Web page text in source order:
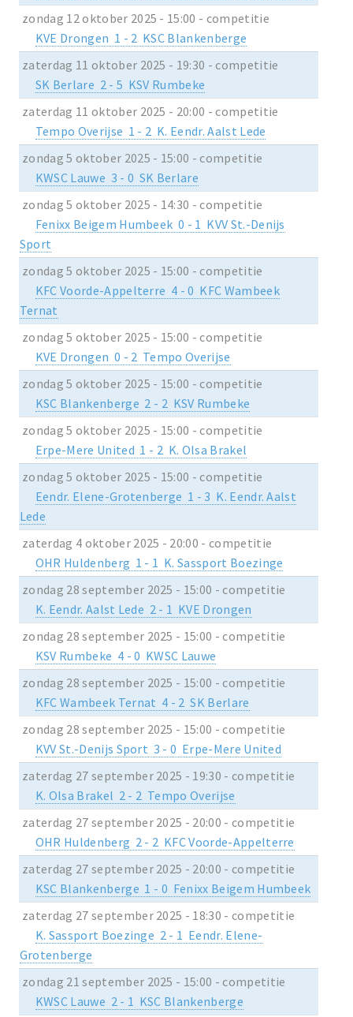
zondag 12 oktober 2025 - 15:00 - competitie
KVE Drongen 1 - 2 KSC Blankenberge
zaterdag 11 oktober 2025 - 19:30 - competitie
SK Berlare 2 - 5 KSV Rumbeke
zaterdag 11 oktober 2025 - 20:00 - competitie
Tempo Overijse 1 - 2 K. Eendr. Aalst Lede
zondag 5 oktober 2025 - 15:00 - competitie
KWSC Lauwe 3 - 0 SK Berlare
zondag 5 oktober 2025 - 14:30 - competitie
Fenixx Beigem Humbeek 0 - 1 KVV St.-Denijs
Sport
zondag 5 oktober 2025 - 15:00 - competitie
KFC Voorde-Appelterre 4 - 0 KFC Wambeek
Ternat
zondag 5 oktober 2025 - 15:00 - competitie
KVE Drongen 0 - 2 Tempo Overijse
zondag 5 oktober 2025 - 15:00 - competitie
KSC Blankenberge 2 - 2 KSV Rumbeke
zondag 5 oktober 2025 - 15:00 - competitie
Erpe-Mere United 1 - 2 K. Olsa Brakel
zondag 5 oktober 2025 - 15:00 - competitie
Eendr. Elene-Grotenberge 1 - 3 K. Eendr. Aalst
Lede
zaterdag 4 oktober 2025 - 20:00 - competitie
OHR Huldenberg 1 - 1 K. Sassport Boezinge
zondag 28 september 2025 - 15:00 - competitie
K. Eendr. Aalst Lede 2 - 1 KVE Drongen
zondag 28 september 2025 - 15:00 - competitie
KSV Rumbeke 4 - 0 KWSC Lauwe
zondag 28 september 2025 - 15:00 - competitie
KFC Wambeek Ternat 4 - 2 SK Berlare
zondag 28 september 2025 - 15:00 - competitie
KVV St.-Denijs Sport 3 - 0 Erpe-Mere United
zaterdag 27 september 2025 - 19:30 - competitie
K. Olsa Brakel 2 - 2 Tempo Overijse
zaterdag 27 september 2025 - 20:00 - competitie
OHR Huldenberg 2 - 2 KFC Voorde-Appelterre
zaterdag 27 september 2025 - 20:00 - competitie
KSC Blankenberge 1 - 0 Fenixx Beigem Humbeek
zaterdag 27 september 2025 - 18:30 - competitie
K. Sassport Boezinge 2 - 1 Eendr. Elene-
Grotenberge
zondag 21 september 2025 - 15:00 - competitie
KWSC Lauwe 2 - 1 KSC Blankenberge